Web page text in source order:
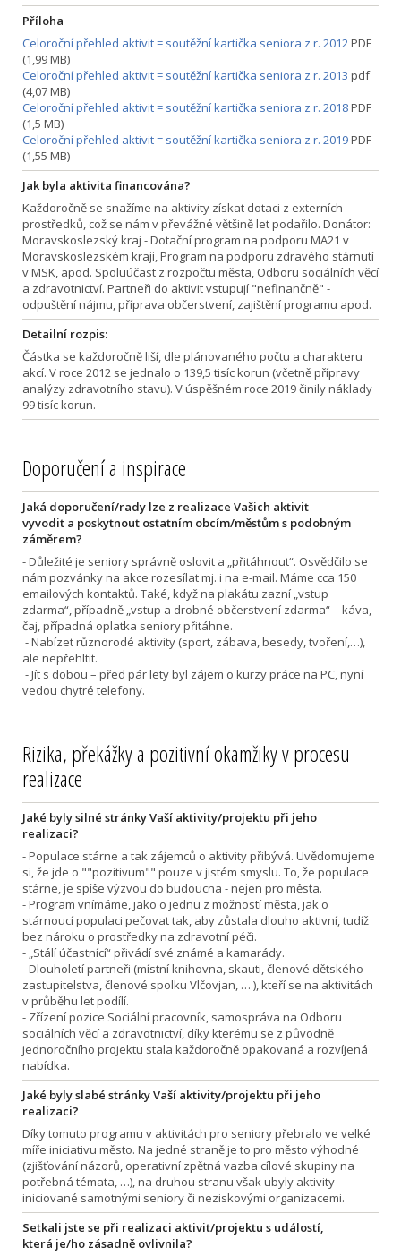
Příloha
Celoroční přehled aktivit = soutěžní kartička seniora z r. 2012PDF
(1,99 MB)
Celoroční přehled aktivit = soutěžní kartička seniora z r. 2013 pdf
(4,07 MB)
Celoroční přehled aktivit = soutěžní kartička seniora z r. 2018PDF
(1,5 MB)
Celoroční přehled aktivit = soutěžní kartička seniora z r. 2019PDF
(1,55 MB)
Jak byla aktivita financována?
Každoročně se snažíme na aktivity získat dotaci z externích
prostředků, což se nám v převážné většině let podařilo. Donátor:
Moravskoslezský kraj - Dotační program na podporu MA21 v
Moravskoslezském kraji, Program na podporu zdravého stárnutí
v MSK, apod. Spoluúčast z rozpočtu města, Odboru sociálních věcí
a zdravotnictví. Partneři do aktivit vstupují "nefinančně" -
odpuštění nájmu, příprava občerstvení, zajištění programu apod.
Detailní rozpis:
Částka se každoročně liší, dle plánovaného počtu a charakteru
akcí. V roce 2012 se jednalo o 139,5 tisíc korun (včetně přípravy
analýzy zdravotního stavu). V úspěšném roce 2019 činily náklady
99 tisíc korun.
Doporučení a inspirace
Jaká doporučení/rady lze z realizace Vašich aktivit
vyvodit a poskytnout ostatním obcím/městům s podobným
záměrem?
- Důležité je seniory správně oslovit a „přitáhnout“. Osvědčilo se
nám pozvánky na akce rozesílat mj. i na e-mail. Máme cca 150
emailových kontaktů. Také, když na plakátu zazní „vstup
zdarma“, případně „vstup a drobné občerstvení zdarma“ - káva,
čaj, případná oplatka seniory přitáhne.
- Nabízet různorodé aktivity (sport, zábava, besedy, tvoření,…),
ale nepřehltit.
- Jít s dobou – před pár lety byl zájem o kurzy práce na PC, nyní
vedou chytré telefony.
Rizika, překážky a pozitivní okamžiky v procesu
realizace
Jaké byly silné stránky Vaší aktivity/projektu při jeho
realizaci?
- Populace stárne a tak zájemců o aktivity přibývá. Uvědomujeme
si, že jde o ""pozitivum"" pouze v jistém smyslu. To, že populace
stárne, je spíše výzvou do budoucna - nejen pro města.
- Program vnímáme, jako o jednu z možností města, jak o
stárnoucí populaci pečovat tak, aby zůstala dlouho aktivní, tudíž
bez nároku o prostředky na zdravotní péči.
- „Stálí účastnící“ přivádí své známé a kamarády.
- Dlouholetí partneři (místní knihovna, skauti, členové dětského
zastupitelstva, členové spolku Vlčovjan, … ), kteří se na aktivitách
v průběhu let podílí.
- Zřízení pozice Sociální pracovník, samospráva na Odboru
sociálních věcí a zdravotnictví, díky kterému se z původně
jednoročního projektu stala každoročně opakovaná a rozvíjená
nabídka.
Jaké byly slabé stránky Vaší aktivity/projektu při jeho
realizaci?
Díky tomuto programu v aktivitách pro seniory přebralo ve velké
míře iniciativu město. Na jedné straně je to pro město výhodné
(zjišťování názorů, operativní zpětná vazba cílové skupiny na
potřebná témata, …), na druhou stranu však ubyly aktivity
iniciované samotnými seniory či neziskovými organizacemi.
Setkali jste se při realizaci aktivit/projektu s událostí,
která je/ho zásadně ovlivnila?